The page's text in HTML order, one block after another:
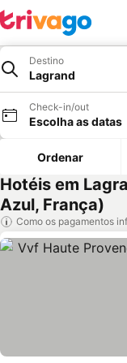
Destino
Lagrand
Check-in/out
Escolha as datas
Ordenar
Hotéis em
Azul, França)
Como os pagamentos